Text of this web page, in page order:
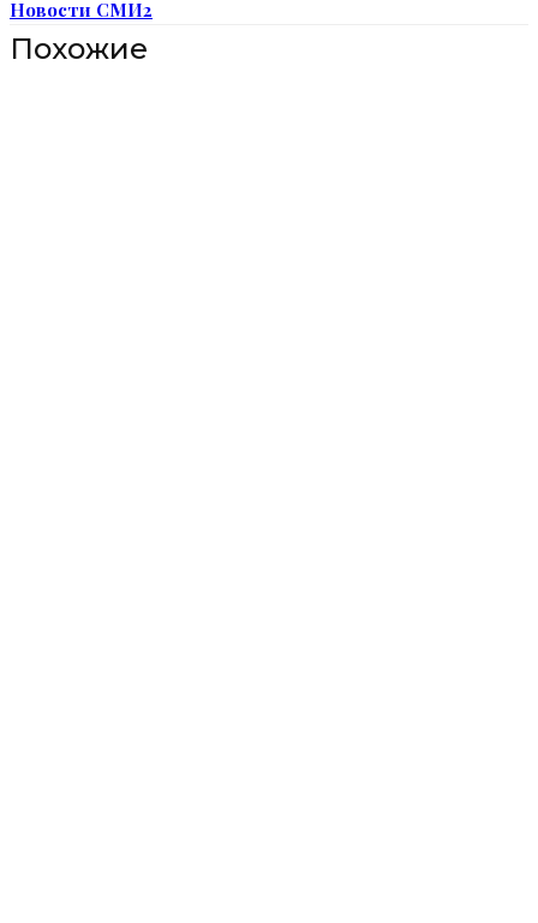
Новости СМИ2
Похожие